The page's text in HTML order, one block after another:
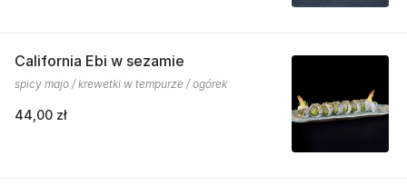
California Ebi w sezamie
spicy majo / krewetki w tempurze / ogórek
44,00 zł